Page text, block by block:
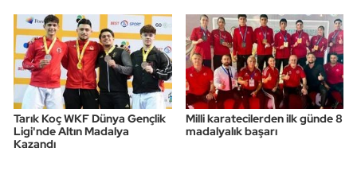
Tarık Koç WKF Dünya Gençlik
Ligi'nde Altın Madalya
Kazandı
Milli karatecilerden ilk günde 8
madalyalık başarı